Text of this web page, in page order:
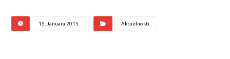
15. Januara 2015. Aktuelnosti